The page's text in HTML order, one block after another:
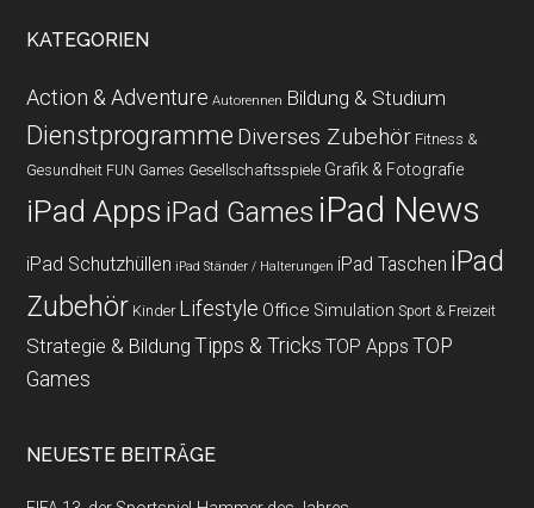
KATEGORIEN
Action & Adventure Autorennen Bildung & Studium
Dienstprogramme Diverses Zubehör Fitness &
Gesundheit FUN Games Gesellschaftsspiele Grafik & Fotografie
iPad Apps iPad Games iPad News
iPad Schutzhüllen iPad Ständer / Halterungen iPad Taschen iPad
Zubehör Kinder Lifestyle Office Simulation Sport & Freizeit
Strategie & Bildung Tipps & Tricks TOP Apps TOP
Games
NEUESTE BEITRÄGE